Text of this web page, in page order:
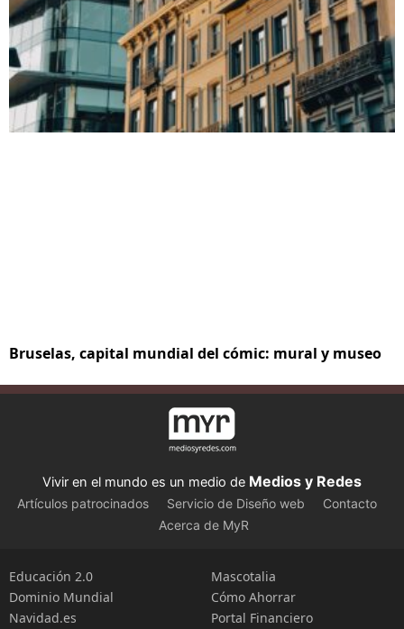
Bruselas, capital mundial del cómic: mural y museo
Vivir en el mundo es un medio de Medios y Redes
Artículos patrocinados Servicio de Diseño web
Contacto
Acerca de MyR
Educación 2.0
Dominio Mundial
Navidad.es
Mascotalia
Cómo Ahorrar
Portal Financiero